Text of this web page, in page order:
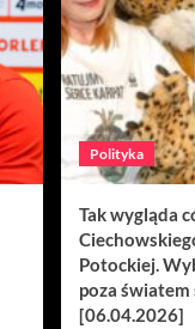
Polityka
Tak wygląda
Potockiej.
poza
[06.04.2026]